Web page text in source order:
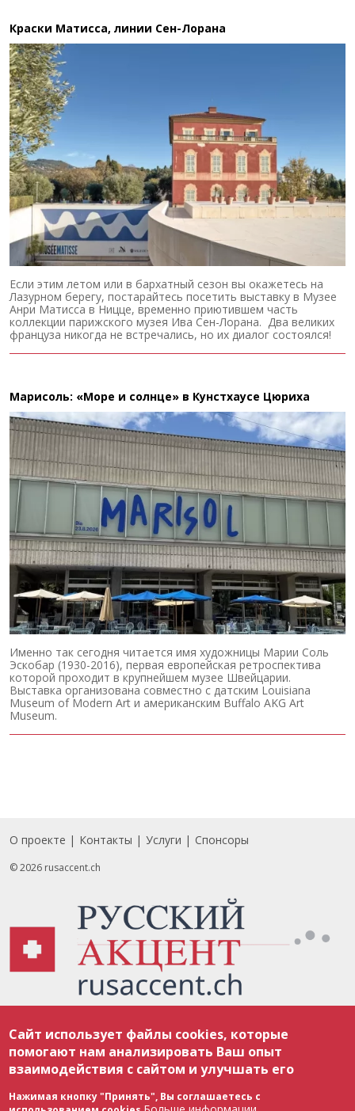
Краски Матисса, линии Сен-Лорана
Если этим летом или в бархатный сезон вы окажетесь на
Лазурном берегу, постарайтесь посетить выставку в Музее
Анри Матисса в Ницце, временно приютившем часть
коллекции парижского музея Ива Сен-Лорана. Два великих
француза никогда не встречались, но их диалог состоялся!
Марисоль: «Море и солнце» в Кунстхаусе Цюриха
Именно так сегодня читается имя художницы Марии Соль
Эскобар (1930-2016), первая европейская ретроспектива
которой проходит в крупнейшем музее Швейцарии.
Выставка организована совместно с датским Louisiana
Museum of Modern Art и американским Buffalo AKG Art
Museum.
Footer
О проекте Контакты Услуги Спонсоры
© 2026 rusaccent.ch
соответствии с законодательством Швейцарии об авторском праве и
международными соглашениями. Полное или частичное использование
материалов возможно только с разрешения редакции. В случае полного
или частичного воспроизведения материалов сайта rusaccent.ch,
ОБЯЗАТЕЛЬНА АКТИВНАЯ ГИПЕРССЫЛКА на конкретный заимствованный
текст. Фотоизображения, размещенные редакцией rusaccent.ch, являются
ее исключительной собственностью. Полное или частичное
Сайт использует файлы cookies, которые
помогают нам анализировать Ваш опыт
взаимодействия с сайтом и улучшать его
Нажимая кнопку "Принять", Вы соглашаетесь с